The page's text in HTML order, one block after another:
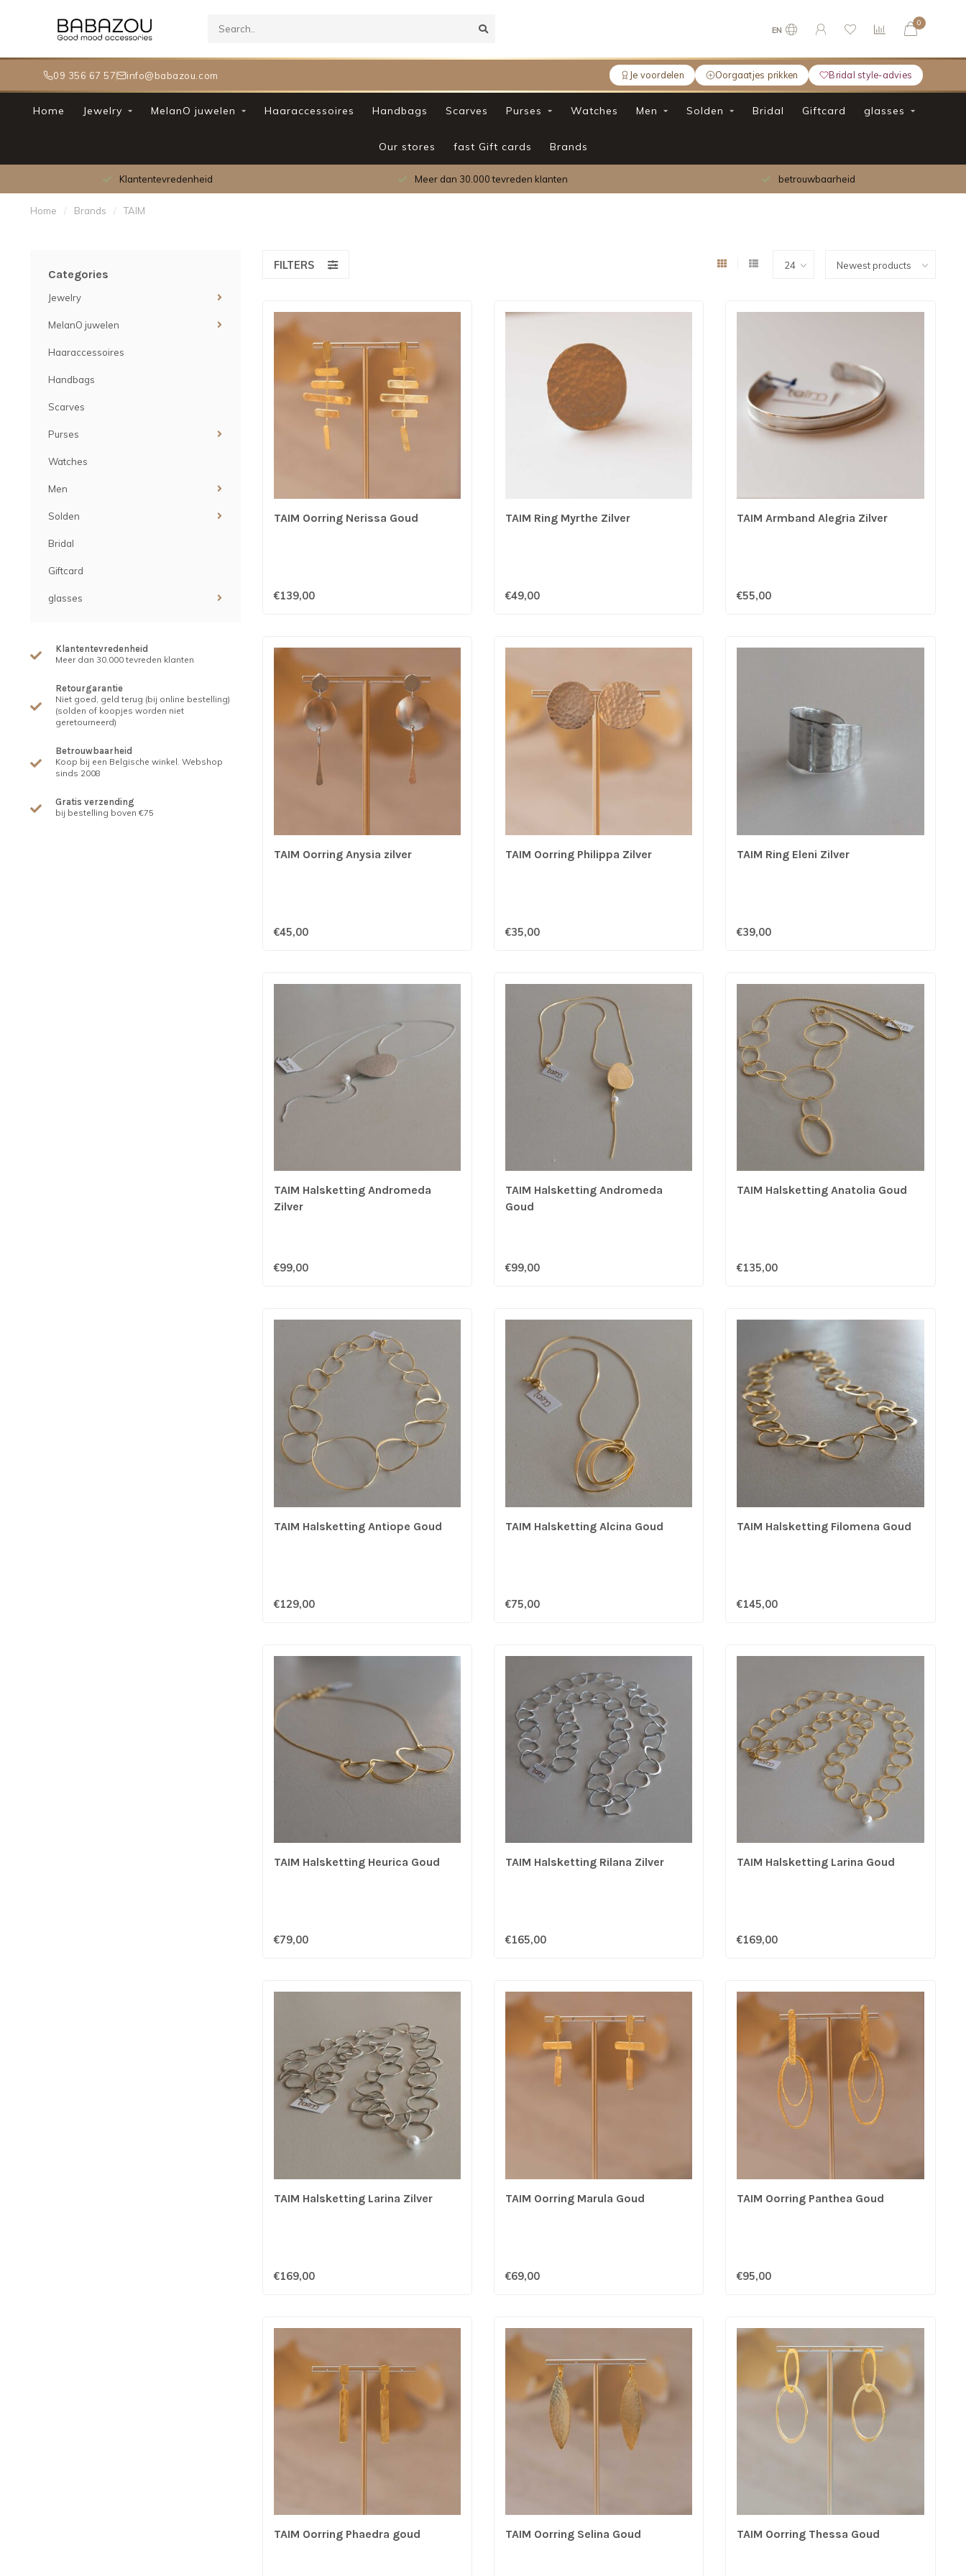
09 356 67 57 info@babazou.com Je voordelen Oorgaatjes prikken Bridal style-advies
EN
0
Home Jewelry MelanO juwelen Haaraccessoires Handbags Scarves Purses Watches Men Solden Bridal Giftcard glasses
Our stores fast Gift cards Brands
Meer dan 30.000 tevreden klanten betrouwbaarheid Gratis verzending bij bestelling boven €75
Home / Brands / TAIM
Categories
Jewelry
MelanO juwelen
Haaraccessoires
Handbags
Scarves
Purses
Watches
Men
Solden
Bridal
Giftcard
glasses
Klantentevredenheid
Meer dan 30.000 tevreden klanten
Retourgarantie
Niet goed, geld terug (bij online bestelling)
(solden of koopjes worden niet
geretourneerd)
Betrouwbaarheid
Koop bij een Belgische winkel. Webshop
sinds 2008
Gratis verzending
bij bestelling boven €75
FILTERS
TAIM Oorring Nerissa Goud
€139,00
TAIM Ring Myrthe Zilver
€49,00
TAIM Armband Alegria Zilver
€55,00
TAIM Oorring Anysia zilver
€45,00
TAIM Oorring Philippa Zilver
€35,00
TAIM Ring Eleni Zilver
€39,00
TAIM Halsketting Andromeda
Zilver
€99,00
TAIM Halsketting Andromeda
Goud
€99,00
TAIM Halsketting Anatolia Goud
€135,00
TAIM Halsketting Antiope Goud
€129,00
TAIM Halsketting Alcina Goud
€75,00
TAIM Halsketting Filomena Goud
€145,00
TAIM Halsketting Heurica Goud
€79,00
TAIM Halsketting Rilana Zilver
€165,00
TAIM Halsketting Larina Goud
€169,00
TAIM Halsketting Larina Zilver
€169,00
TAIM Oorring Marula Goud
€69,00
TAIM Oorring Panthea Goud
€95,00
TAIM Oorring Phaedra goud TAIM Oorring Selina Goud TAIM Oorring Thessa Goud